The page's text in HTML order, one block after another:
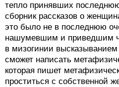
тепло принявших
сборник рассказов о
это было не в последнюю
нашумевшим и приведшим
в мизогинии
сможет написать
которая пишет
проститься с собственной